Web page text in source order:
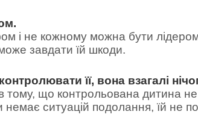
і не кожному можна бути
може завдати їй шкоди.
її, вона взагалі
що контрольована дитина не
ситуацій подолання, їй не